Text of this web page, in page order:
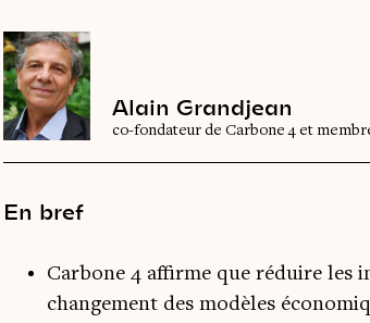
Alain Grandjean
co-fondateur de Carbone 4 et
En bref
Carbone 4 affirme que réduire les
changement des modèles